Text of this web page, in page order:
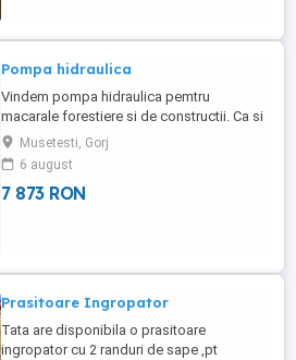
Pompa hidraulica
Vindem pompa hidraulica pemtru
macarale forestiere si de constructii. Ca si
noua.Musetesti, Gorj
6 august
7 873 RON
Prasitoare Ingropator
Tata are disponibila o prasitoare
ingropator cu 2 randuri de sape ,pt